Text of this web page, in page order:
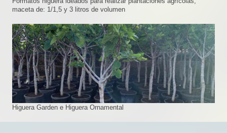
maceta de: 1/1,5 y 3 litros de volumen
Higuera Garden e Higuera Ornamental